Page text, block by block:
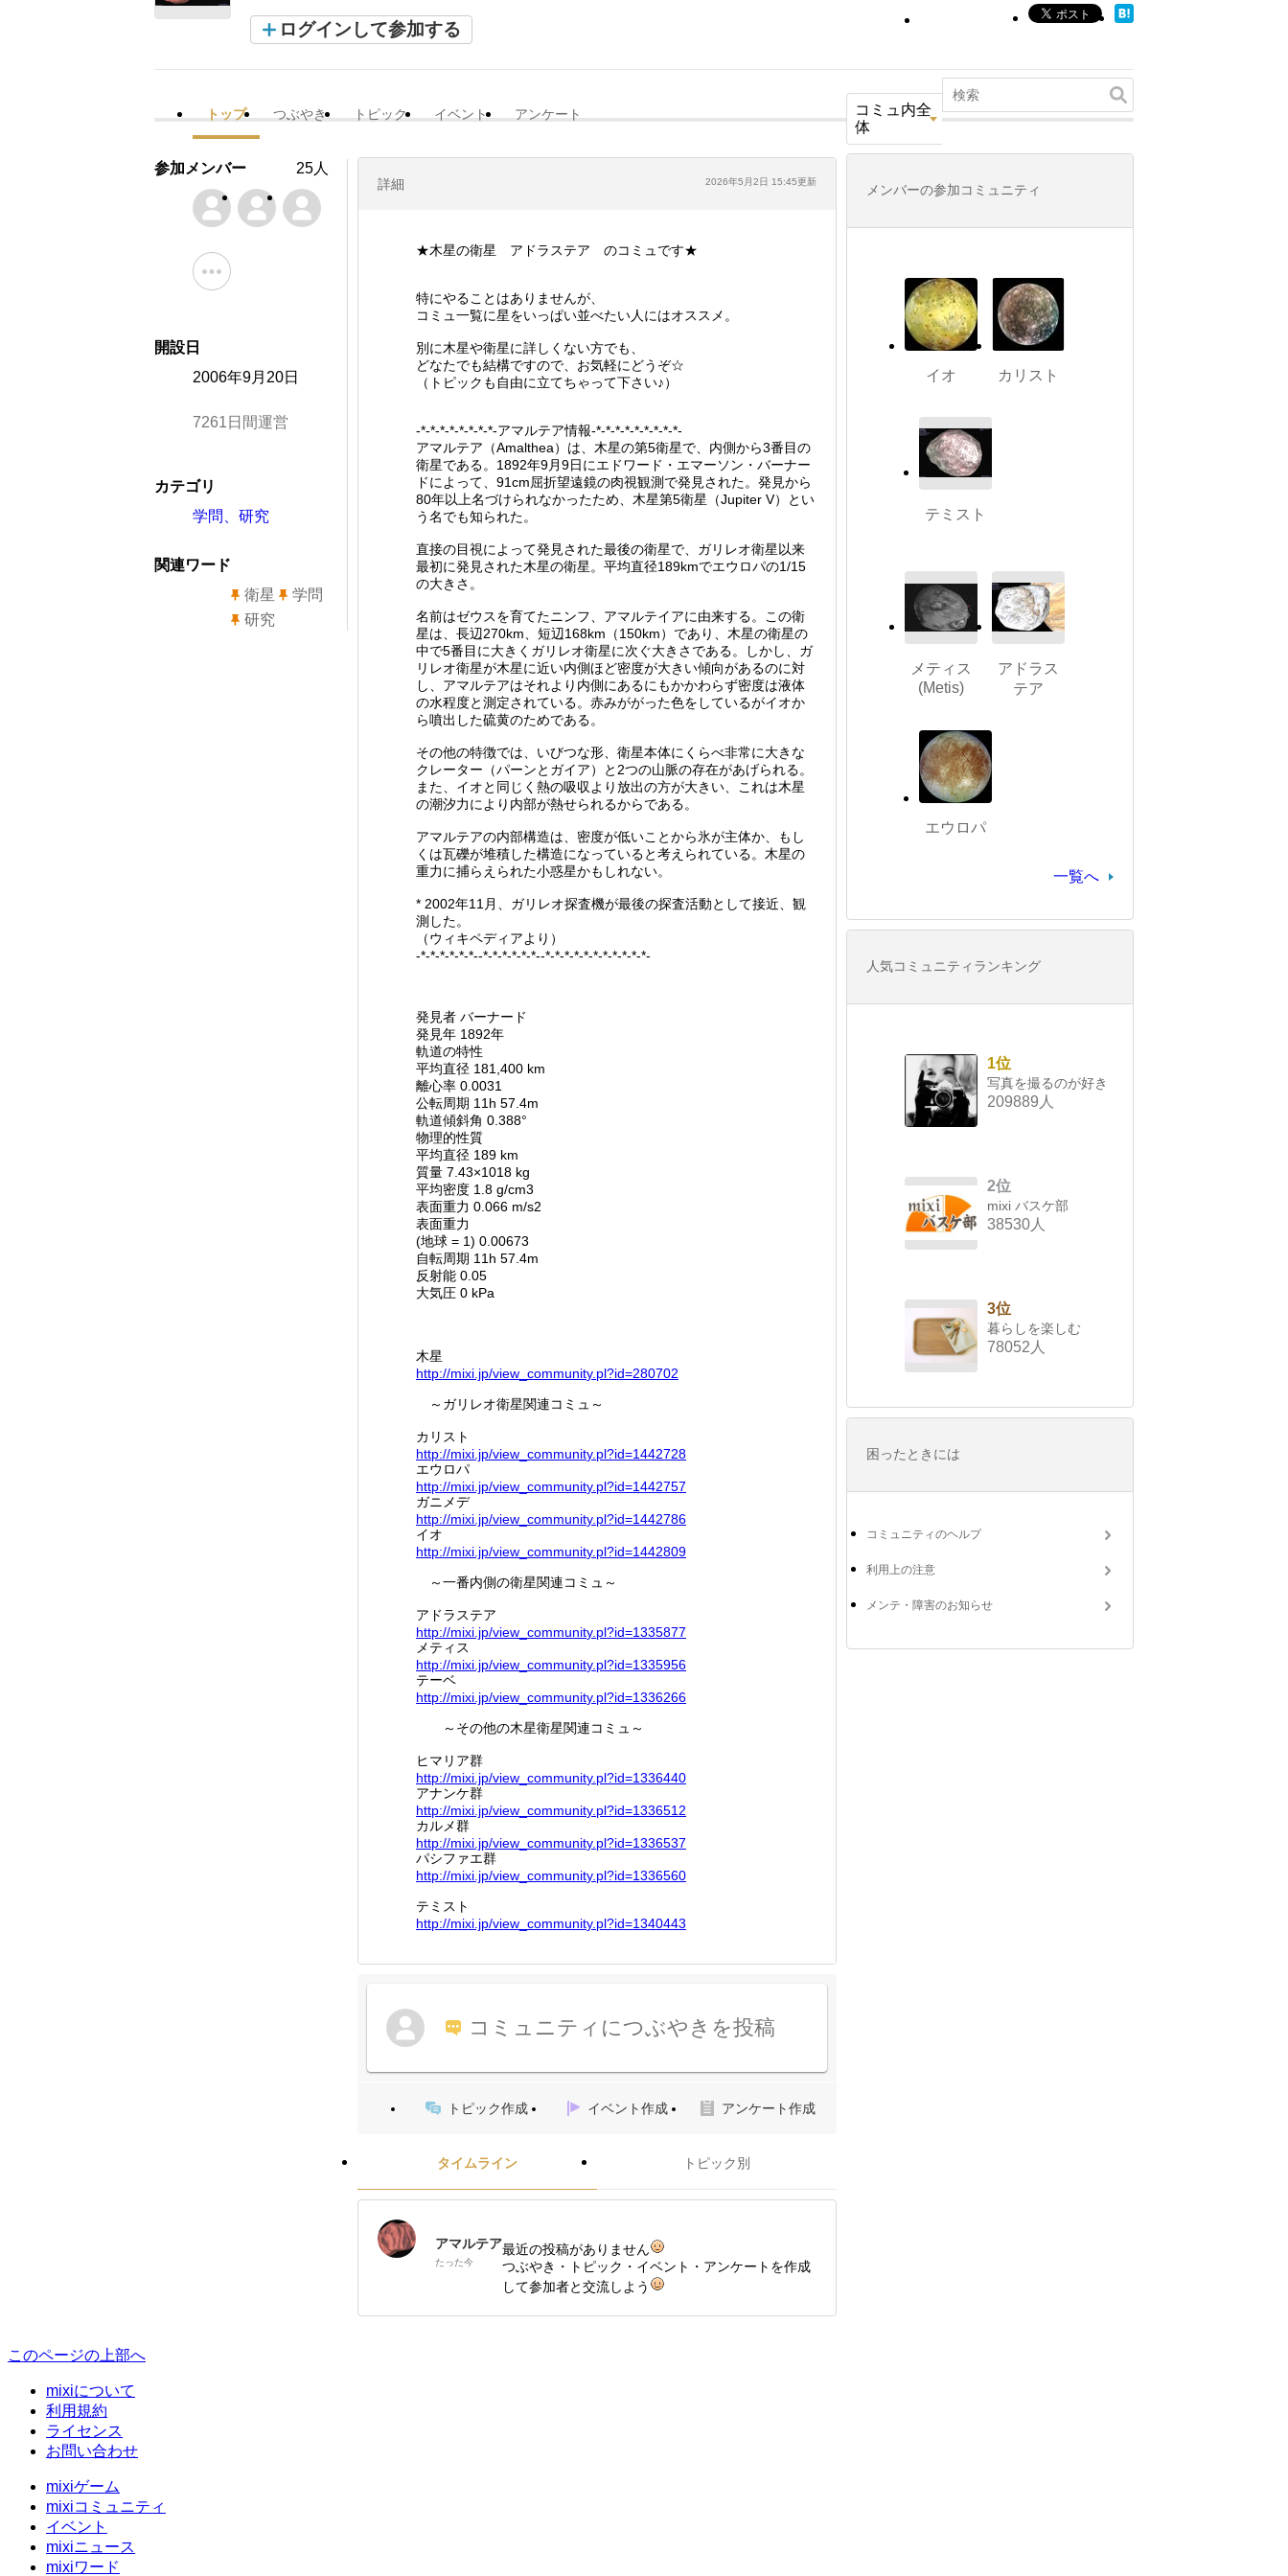
ログインして参加する
トップ つぶやき トピック イベント アンケート
コミュ内全
体
詳細 2026年5月2日 15:45更新
★木星の衛星 アドラステア のコミュです★
特にやることはありませんが、
コミュ一覧に星をいっぱい並べたい人にはオススメ。
別に木星や衛星に詳しくない方でも、
どなたでも結構ですので、お気軽にどうぞ☆
（トピックも自由に立てちゃって下さい♪）
-*-*-*-*-*-*-*-*-アマルテア情報-*-*-*-*-*-*-*-*-*-
アマルテア（Amalthea）は、木星の第5衛星で、内側から3番目の
衛星である。1892年9月9日にエドワード・エマーソン・バーナー
ドによって、91cm屈折望遠鏡の肉視観測で発見された。発見から
80年以上名づけられなかったため、木星第5衛星（Jupiter V）とい
う名でも知られた。
直接の目視によって発見された最後の衛星で、ガリレオ衛星以来
最初に発見された木星の衛星。平均直径189kmでエウロパの1/15
の大きさ。
名前はゼウスを育てたニンフ、アマルテイアに由来する。この衛
星は、長辺270km、短辺168km（150km）であり、木星の衛星の
中で5番目に大きくガリレオ衛星に次ぐ大きさである。しかし、ガ
リレオ衛星が木星に近い内側ほど密度が大きい傾向があるのに対
し、アマルテアはそれより内側にあるにもかかわらず密度は液体
の水程度と測定されている。赤みががった色をしているがイオか
ら噴出した硫黄のためである。
その他の特徴では、いびつな形、衛星本体にくらべ非常に大きな
クレーター（パーンとガイア）と2つの山脈の存在があげられる。
また、イオと同じく熱の吸収より放出の方が大きい、これは木星
の潮汐力により内部が熱せられるからである。
アマルテアの内部構造は、密度が低いことから氷が主体か、もし
くは瓦礫が堆積した構造になっていると考えられている。木星の
重力に捕らえられた小惑星かもしれない。
* 2002年11月、ガリレオ探査機が最後の探査活動として接近、観
測した。
（ウィキペディアより）
-*-*-*-*-*-*--*-*-*-*-*-*--*-*-*-*-*-*-*-*-*-*-*-
発見者 バーナード
発見年 1892年
軌道の特性
平均直径 181,400 km
離心率 0.0031
公転周期 11h 57.4m
軌道傾斜角 0.388°
物理的性質
平均直径 189 km
質量 7.43×1018 kg
平均密度 1.8 g/cm3
表面重力 0.066 m/s2
表面重力
(地球 = 1) 0.00673
自転周期 11h 57.4m
反射能 0.05
大気圧 0 kPa
木星
http://mixi.jp/view_community.pl?id=280702
～ガリレオ衛星関連コミュ～
カリスト
http://mixi.jp/view_community.pl?id=1442728
エウロパ
http://mixi.jp/view_community.pl?id=1442757
ガニメデ
http://mixi.jp/view_community.pl?id=1442786
イオ
http://mixi.jp/view_community.pl?id=1442809
～一番内側の衛星関連コミュ～
アドラステア
http://mixi.jp/view_community.pl?id=1335877
メティス
http://mixi.jp/view_community.pl?id=1335956
テーベ
http://mixi.jp/view_community.pl?id=1336266
～その他の木星衛星関連コミュ～
ヒマリア群
http://mixi.jp/view_community.pl?id=1336440
アナンケ群
http://mixi.jp/view_community.pl?id=133651 2
カルメ群
http://mixi.jp/view_community.pl?id=1336537
パシファエ群
http://mixi.jp/view_community.pl?id=1336560
テミスト
http://mixi.jp/view_community.pl?id=1340443
コミュニティにつぶやきを投稿
トピック作成 イベント作成 アンケート作成
タイムライン トピック別
アマルテア
たった今
最近の投稿がありません
つぶやき・トピック・イベント・アンケートを作成
して参加者と交流しよう
参加メンバー 25人
開設日
2006年9月20日
7261日間運営
カテゴリ
学問、研究
関連ワード
衛星
学問
研究
メンバーの参加コミュニティ
イオ カリスト
テミスト
メティス
(Metis)
アドラス
テア
エウロパ
一覧へ
人気コミュニティランキング
1位
写真を撮るのが好き
209889人
2位
mixi バスケ部
38530人
3位
暮らしを楽しむ
78052人
困ったときには
コミュニティのヘルプ
利用上の注意
メンテ・障害のお知らせ
このページの上部へ
mixiについて
利用規約
ライセンス
お問い合わせ
mixiゲーム
mixiコミュニティ
イベント
mixiニュース
mixiワード